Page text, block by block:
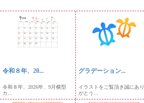
令和８年、20...
令和８年、2026年、9月横型
カ...
グラデーション...
イラストをご覧頂き誠にあり
がとう...